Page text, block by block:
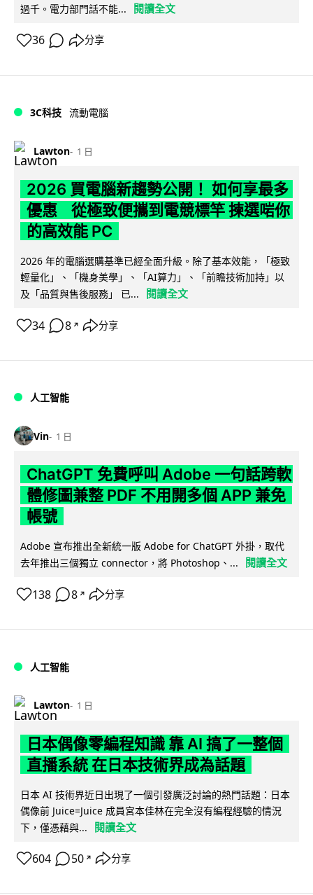
過千。電力部門話不能...
閱讀全文
36 分享
3C科技 流動電腦
Lawton 1 日
2026 買電腦新趨勢公開！ 如何享最多
優惠 從極致便攜到電競標竿 揀選啱你
的高效能 PC
2026 年的電腦選購基準已經全面升級。除了基本效能，「極致
輕量化」、「機身美學」、「AI算力」、「前瞻技術加持」以
及「品質與售後服務」 已...
閱讀全文
34 8 ↗ 分享
人工智能
Vin 1 日
ChatGPT 免費呼叫 Adobe 一句話跨軟
體修圖兼整 PDF 不用開多個 APP 兼免
帳號
Adobe 宣布推出全新統一版 Adobe for ChatGPT 外掛，取代
去年推出三個獨立 connector，將 Photoshop、...
閱讀全文
138 8 ↗ 分享
人工智能
Lawton 1 日
日本偶像零編程知識 靠 AI 搞了一整個
直播系統 在日本技術界成為話題
日本 AI 技術界近日出現了一個引發廣泛討論的熱門話題：日本
偶像前 Juice=Juice 成員宮本佳林在完全沒有編程經驗的情況
下，僅憑藉與...
閱讀全文
604 50 ↗ 分享